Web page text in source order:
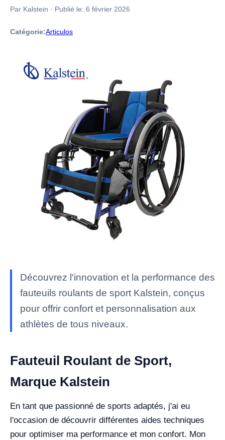
Par Kalstein · Publié le: 6 février 2026
Catégorie:Articulos
Découvrez l'innovation et la performance des
fauteuils roulants de sport Kalstein, conçus
pour offrir confort et personnalisation aux
athlètes de tous niveaux.
Fauteuil Roulant de Sport,
Marque Kalstein
En tant que passionné de sports adaptés, j'ai eu
l'occasion de découvrir différentes aides techniques
pour optimiser ma performance et mon confort. Mon